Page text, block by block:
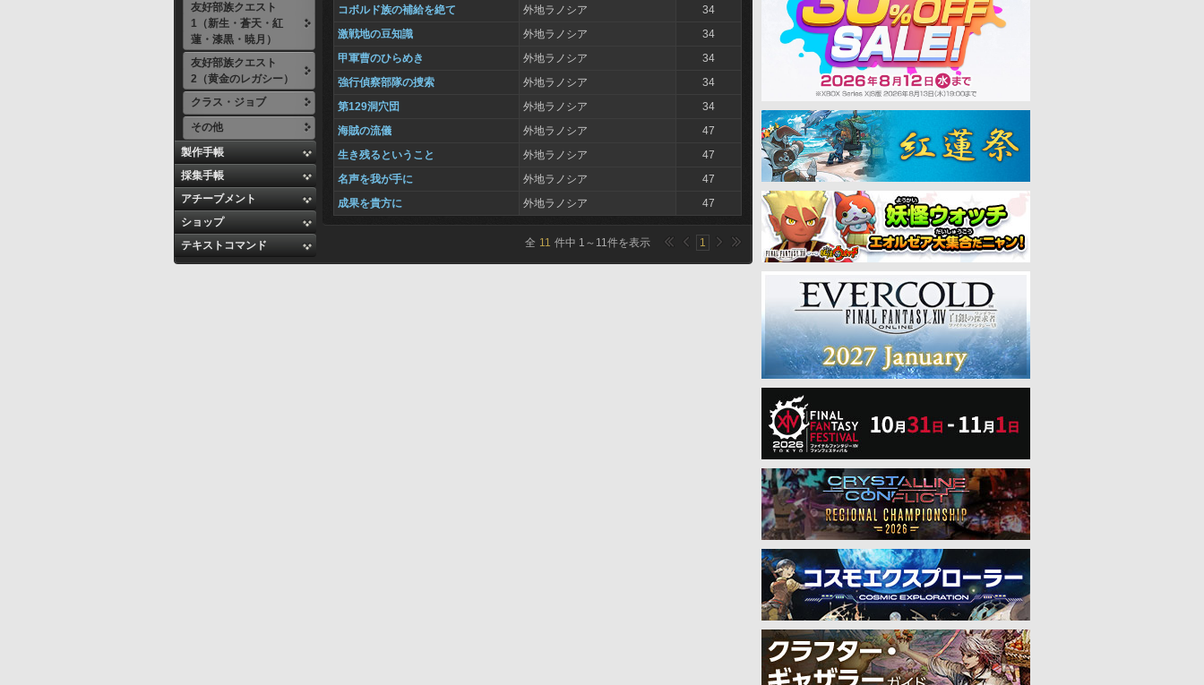
友好部族クエスト
1（新生・蒼天・紅
蓮・漆黒・暁月）
友好部族クエスト
2（黄金のレガシー）
クラス・ジョブ
その他
製作手帳
採集手帳
アチーブメント
ショップ
テキストコマンド
コボルド族の補給を絶て
外地ラノシア
34
激戦地の豆知識
外地ラノシア
34
甲軍曹のひらめき
外地ラノシア
34
強行偵察部隊の捜索
外地ラノシア
34
第129洞穴団
外地ラノシア
34
海賊の流儀
外地ラノシア
47
生き残るということ
外地ラノシア
47
名声を我が手に
外地ラノシア
47
成果を貴方に
外地ラノシア 47
全 11 件中 1 ～ 11件を表示 1